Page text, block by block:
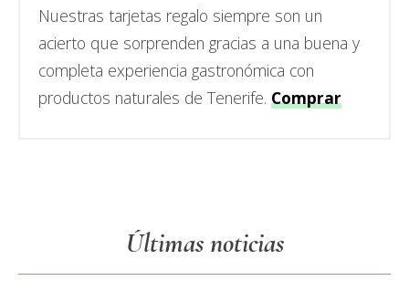
Nuestras tarjetas regalo siempre son un
acierto que sorprenden gracias a una buena y
completa experiencia gastronómica con
productos naturales de Tenerife. Comprar
Últimas noticias